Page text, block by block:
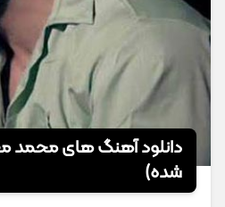
دانلود آهنگ های محمد
شده)